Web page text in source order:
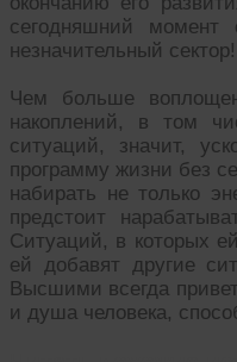
сегодняшний
незначительный
Чем больше
накоплений, в том
ситуаций, значит,
программу жизни без
набирать не только
предстоит
Ситуаций, в которых
ей добавят другие
Высшими всегда
и душа человека,